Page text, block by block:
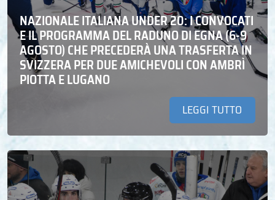
NAZIONALE ITALIANA UNDER 20: I CONVOCATI
E IL PROGRAMMA DEL RADUNO DI EGNA (6-9
AGOSTO) CHE PRECEDERÀ UNA TRASFERTA IN
SVIZZERA PER DUE AMICHEVOLI CON AMBRÌ
PIOTTA E LUGANO
LEGGI TUTTO